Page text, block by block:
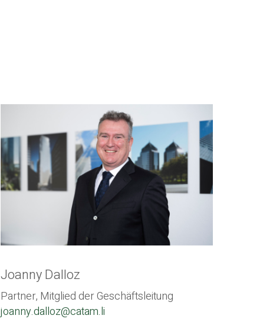
Joanny Dalloz
Partner, Mitglied der Geschäftsleitung
joanny.dalloz@catam.li